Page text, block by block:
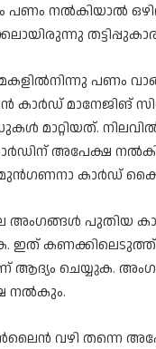
പണം നൽകിയാൽ
പണം
കാർഡ് മാനേജിങ്
മാറ്റിയത്.
അപേക്ഷ
കാർഡ്
പുതിയ
ഇത്
ചെയ്യുക.
നൽകും.
വഴി തന്നെ